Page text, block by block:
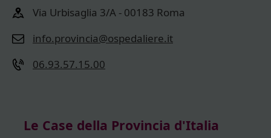
Via Urbisaglia 3/A - 00183 Roma
info.provincia@ospedaliere.it
06.93.57.15.00
Le Case della Provincia d'Italia